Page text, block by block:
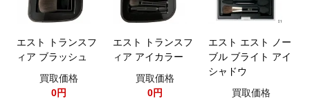
エスト トランスフ
ィア ブラッシュ
買取価格
0円
エスト トランスフ
ィア アイカラー
買取価格
0円
エスト エスト ノー
ブル ブライト アイ
シャドウ
買取価格